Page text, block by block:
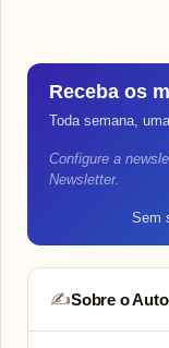
Receba os
Toda semana,
Configure a
Newsletter.
Sem
✍️Sobre o